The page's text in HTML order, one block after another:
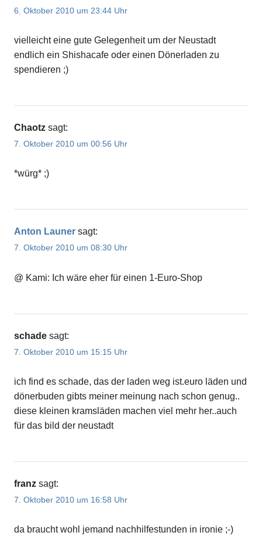
6. Oktober 2010 um 23:44 Uhr
vielleicht eine gute Gelegenheit um der Neustadt
endlich ein Shishacafe oder einen Dönerladen zu
spendieren ;)
Chaotz sagt:
7. Oktober 2010 um 00:56 Uhr
*würg* ;)
Anton Launer sagt:
7. Oktober 2010 um 08:30 Uhr
@ Kami: Ich wäre eher für einen 1-Euro-Shop
schade sagt:
7. Oktober 2010 um 15:15 Uhr
ich find es schade, das der laden weg ist.euro läden und
dönerbuden gibts meiner meinung nach schon genug..
diese kleinen kramsläden machen viel mehr her..auch
für das bild der neustadt
franz sagt:
7. Oktober 2010 um 16:58 Uhr
da braucht wohl jemand nachhilfestunden in ironie ;-)